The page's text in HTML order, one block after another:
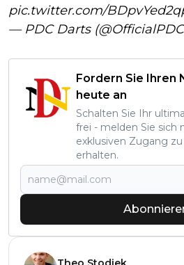
pic.twitter.com/
— PDC Darts
Fordern Sie Ihren
heute an
Schalten Sie Ihr
frei - melden Sie sich
exklusiven Zugang
erhalten.